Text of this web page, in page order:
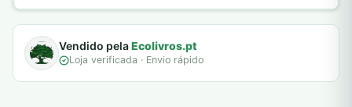
Vendido pelaEcolivros.pt
Loja verificada · Envio rápido